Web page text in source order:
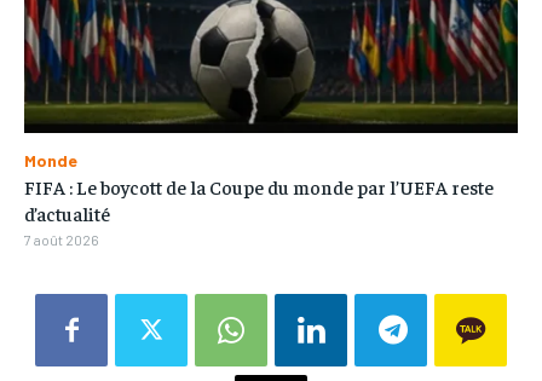
Monde
FIFA : Le boycott de la Coupe du monde par l’UEFA reste
d’actualité
7 août 2026